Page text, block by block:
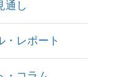
通し
・レポート